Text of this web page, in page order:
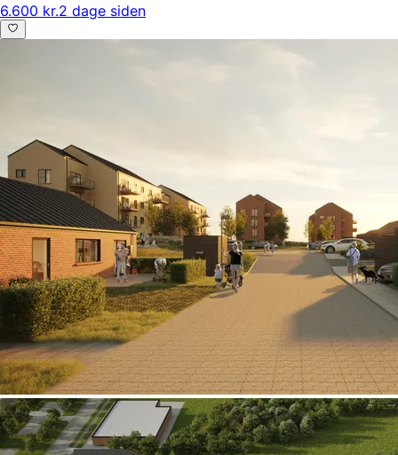
6.600 kr.2 dage siden